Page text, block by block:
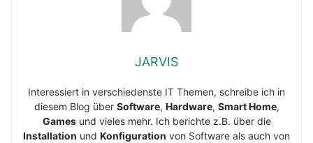
JARVIS
Interessiert in verschiedenste IT Themen, schreibe ich in
diesem Blog über Software, Hardware, Smart Home,
Gamesund vieles mehr. Ich berichte z.B. über die
Installation und Konfiguration von Software als auch von